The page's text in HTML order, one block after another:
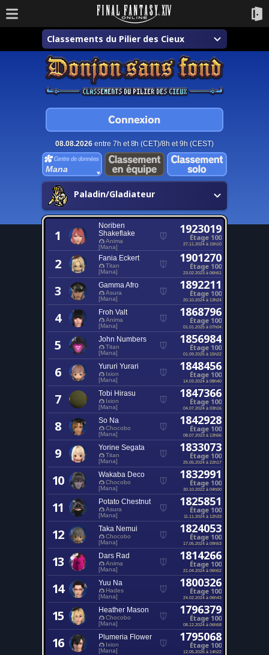
Classements du Pilier des Cieux
08.08.2026entre 7h et 8h (CET)/8h et 9h (CEST)
Mana
Paladin/Gladiateur
1
Noriben
Shakeflake
Anima
[Mana]
1923019
Étage 100
27.11.2024 à 15h10
2 Fania Eckert
Titan
[Mana]
1901270
Étage 100
23.02.2023 à 06h51
3 Gamma Afro
Asura
[Mana]
1892211
Étage 100
20.10.2024 à 13h24
4 Froh Valt
Anima
[Mana]
1868796
Étage 100
01.01.2025 à 07h04
5 John Numbers
Titan
[Mana]
1856984
Étage 100
01.09.2025 à 15h22
6 Yururi Yurari
Ixion
[Mana]
1848456
Étage 100
14.03.2024 à 08h40
7 Tobi Hirasu
Ixion
[Mana]
1847366
Étage 100
04.07.2024 à 03h16
8 So Na
Chocobo
[Mana]
1842928
Étage 100
08.07.2023 à 13h56
9 Yorine Segata
Titan
[Mana]
1833073
Étage 100
25.05.2024 à 22h17
10 Wakaba Deco
Chocobo
[Mana]
1832991
Étage 100
30.10.2022 à 04h00
11 Potato Chestnut
Asura
[Mana]
1825851
Étage 100
11.11.2024 à 12h33
12 Taka Nemui
Chocobo
[Mana]
1824053
Étage 100
17.05.2024 à 09h53
13 Dars Rad
Anima
[Mana]
1814266
Étage 100
21.04.2024 à 06h52
14 Yuu Na
Hades
[Mana]
1800326
Étage 100
24.02.2024 à 06h43
15 Heather Mason
Chocobo
[Mana]
1796379
Étage 100
08.12.2024 à 06h58
16 Plumeria Flower
Ixion
[Mana]
1795068
Étage 100
12.05.2026 à 14h22